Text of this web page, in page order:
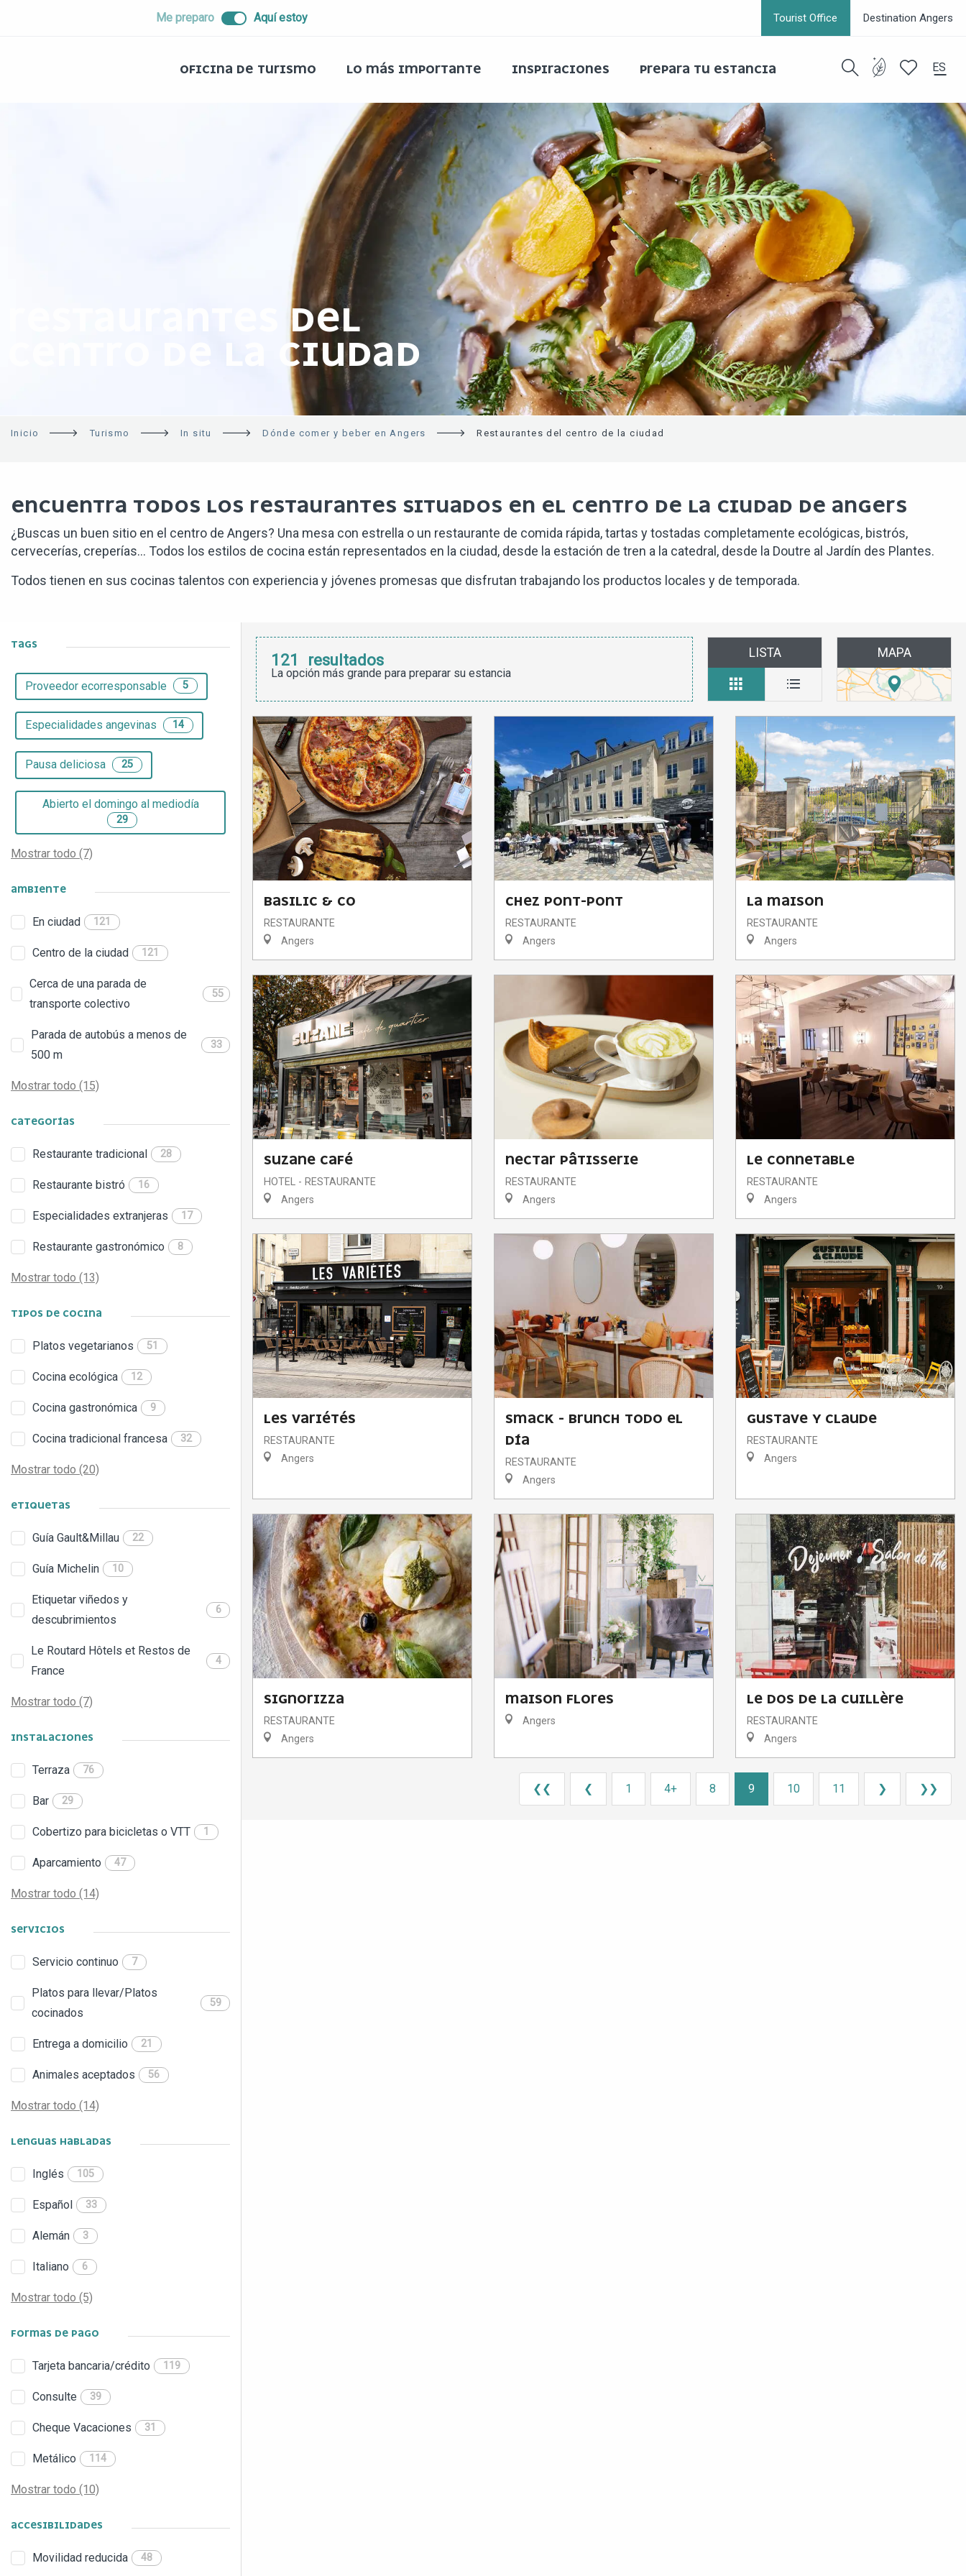
ES
Me preparo Aquí estoy Tourist Office Destination Angers
OFICINA DE TURISMO LO MÁS IMPORTANTE INSPIRACIONES PREPARA TU ESTANCIA
RESTAURANTES DEL
CENTRO DE LA CIUDAD
Inicio Turismo In situ Dónde comer y beber en Angers Restaurantes del centro de la ciudad
ENCUENTRA TODOS LOS RESTAURANTES SITUADOS EN EL CENTRO DE LA CIUDAD DE ANGERS
¿Buscas un buen sitio en el centro de Angers? Una mesa con estrella o un restaurante de comida rápida, tartas y tostadas completamente ecológicas, bistrós,
cervecerías, creperías… Todos los estilos de cocina están representados en la ciudad, desde la estación de tren a la catedral, desde la Doutre al Jardín des Plantes.
Todos tienen en sus cocinas talentos con experiencia y jóvenes promesas que disfrutan trabajando los productos locales y de temporada.
TAGS
Proveedor ecorresponsable 5
Especialidades angevinas 14
Pausa deliciosa 25
Abierto el domingo al mediodía
29
Mostrar todo (7)
AMBIENTE
En ciudad 121
Centro de la ciudad 121
Cerca de una parada de
transporte colectivo
55
Parada de autobús a menos de
500 m
33
Mostrar todo (15)
CATEGORÍAS
Restaurante tradicional 28
Restaurante bistró 16
Especialidades extranjeras 17
Restaurante gastronómico 8
Mostrar todo (13)
TIPOS DE COCINA
Platos vegetarianos 51
Cocina ecológica 12
Cocina gastronómica 9
Cocina tradicional francesa 32
Mostrar todo (20)
ETIQUETAS
Guía Gault&Millau 22
Guía Michelin 10
Etiquetar viñedos y
descubrimientos
6
Le Routard Hôtels et Restos de
France
4
Mostrar todo (7)
INSTALACIONES
Terraza 76
Bar 29
Cobertizo para bicicletas o VTT 1
Aparcamiento 47
Mostrar todo (14)
SERVICIOS
Servicio continuo 7
Platos para llevar/Platos
cocinados
59
Entrega a domicilio 21
Animales aceptados 56
Mostrar todo (14)
LENGUAS HABLADAS
Inglés 105
Español 33
Alemán 3
Italiano 6
Mostrar todo (5)
FORMAS DE PAGO
Tarjeta bancaria/crédito 119
Consulte 39
Cheque Vacaciones 31
Metálico 114
Mostrar todo (10)
ACCESIBILIDADES
Movilidad reducida 48
121 resultados
La opción más grande para preparar su estancia
LISTA MAPA
BASILIC & CO
RESTAURANTE
Angers
CHEZ PONT-PONT
RESTAURANTE
Angers
LA MAISON
RESTAURANTE
Angers
SUZANE CAFÉ
HOTEL - RESTAURANTE
Angers
NECTAR PÂTISSERIE
RESTAURANTE
Angers
LE CONNETABLE
RESTAURANTE
Angers
LES VARIÉTÉS
RESTAURANTE
Angers
SMACK - BRUNCH TODO EL
DÍA
RESTAURANTE
Angers
GUSTAVE Y CLAUDE
RESTAURANTE
Angers
SIGNORIZZA
RESTAURANTE
Angers
MAISON FLORES
Angers
LE DOS DE LA CUILLÈRE
RESTAURANTE
Angers
❮❮ ❮ 1 4+ 8 9 10 11 ❯ ❯❯